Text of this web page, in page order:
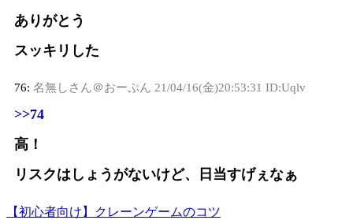
ありがとう
スッキリした
76: 名無しさん＠おーぷん 21/04/16(金)20:53:31 ID:Uqlv
>>74
高！
リスクはしょうがないけど、日当すげぇなぁ
【初心者向け】クレーンゲームのコツ